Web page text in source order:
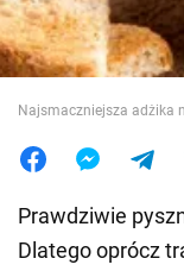
Świat
Jedzenie
Najsmaczniejsza adżika
Prawdziwie
Dlatego oprócz